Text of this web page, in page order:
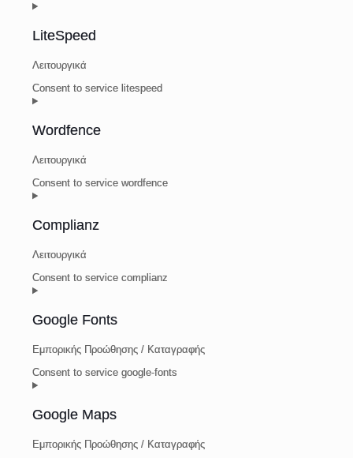
LiteSpeed
Λειτουργικά
Consent to service litespeed
Wordfence
Λειτουργικά
Consent to service wordfence
Complianz
Λειτουργικά
Consent to service complianz
Google Fonts
Εμπορικής Προώθησης / Καταγραφής
Consent to service google-fonts
Google Maps
Εμπορικής Προώθησης / Καταγραφής